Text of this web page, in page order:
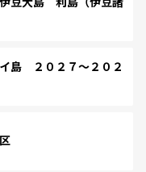
島 ２０２７～２０２